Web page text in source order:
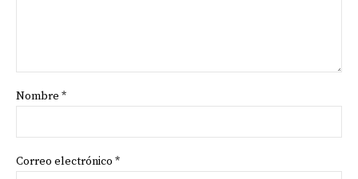
Nombre *
Correo electrónico *